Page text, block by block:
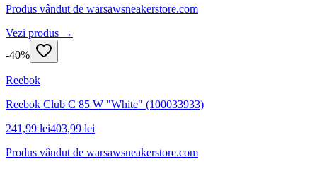
Produs vândut de warsawsneakerstore.com
Vezi produs →
-40%
Reebok
Reebok Club C 85 W "White" (100033933)
241,99 lei403,99 lei
Produs vândut de warsawsneakerstore.com